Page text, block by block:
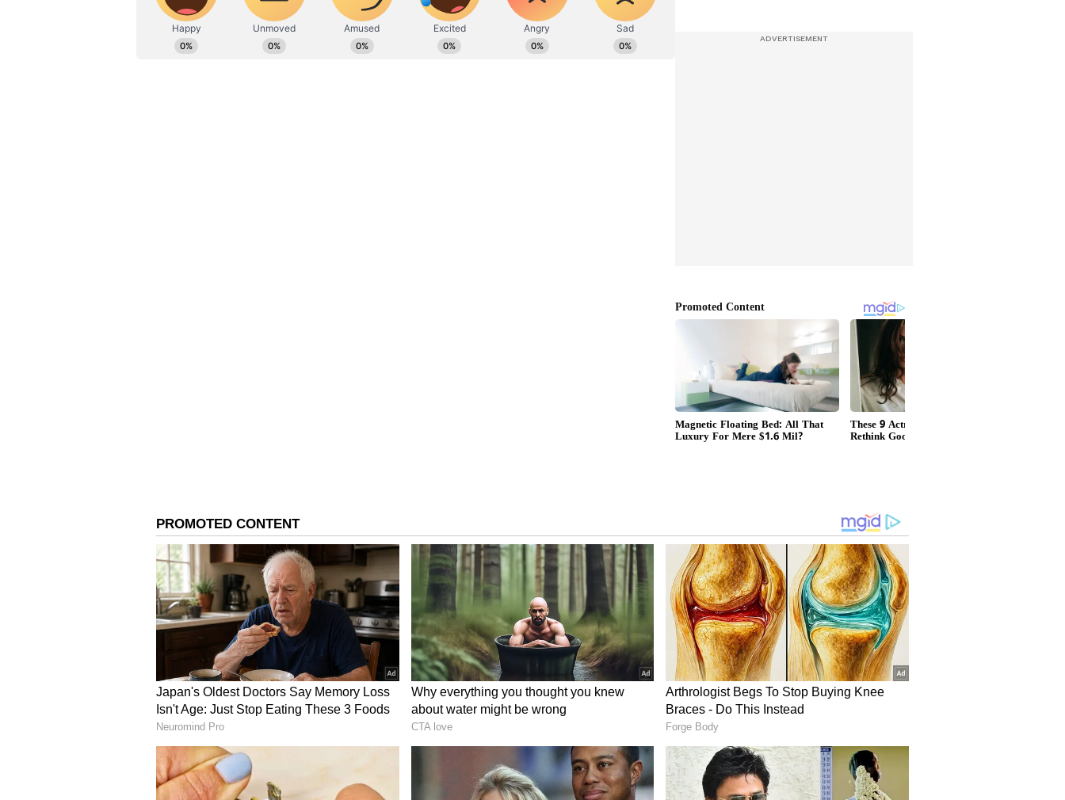
జ్యో-మనువరాలిపై కోపంతో
ఊగిపోయిన శివన్నారాయణ
పారు-నీ నాటకాలు ఆపు కార్తిక్ అన్న
శివన్నారాయణ
కూడా మమ్మీలాగే ఇంట్లో నుంచి వెళ్లిపోయాడేమో అంటుంది జ్యో. ఆయన మీ తాతే అంటుంది పారు. సొంత
తాత కాదు కదా అంటుంది జ్యోత్స్న. కాదు.. కానీ నిన్ను గుండెల మీద ఎత్తుకొని ఆడించిన తాతే. నీకు
కొంచెం కూడా ప్రేమ లేదా.. అంటుంది పారు. వాళ్లు నీ సొంతవాళ్లు కాదు కావచ్చు. కానీ నిన్ను ప్రేమగానే
పెంచారు కదా.. పెంచిన ప్రేమ అయినా ఉండాలి కదా.. అంటుంది పారు. నాకు ఎవ్వరిపైనా ప్రేమ లేదు
అంటుంది జ్యోత్స్న. మీ తాత మంచాన పడితే నా కళ్లల్లో నీళ్లు తిరిగాయి. కానీ నీకు ఏ బాధ లేదు. ఇలా
ఎందుకు మారిపోతున్నావ్ జ్యోత్స్న అంటుంది పారు.